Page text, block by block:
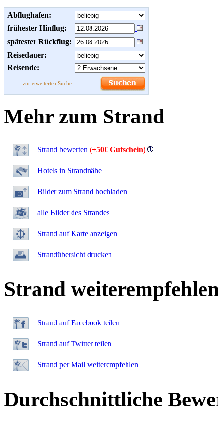
Abflughafen:
frühester Hinflug:
spätester Rückflug:
Reisedauer:
Reisende:
zur erweiterten Suche
Mehr zum Strand
Strand bewerten (+50€ Gutschein)
Hotels in Strandnähe
Bilder zum Strand hochladen
alle Bilder des Strandes
Strand auf Karte anzeigen
Strandübersicht drucken
Strand
Strand auf Facebook teilen
Strand auf Twitter teilen
Strand per Mail weiterempfehlen
Durchschnittliche